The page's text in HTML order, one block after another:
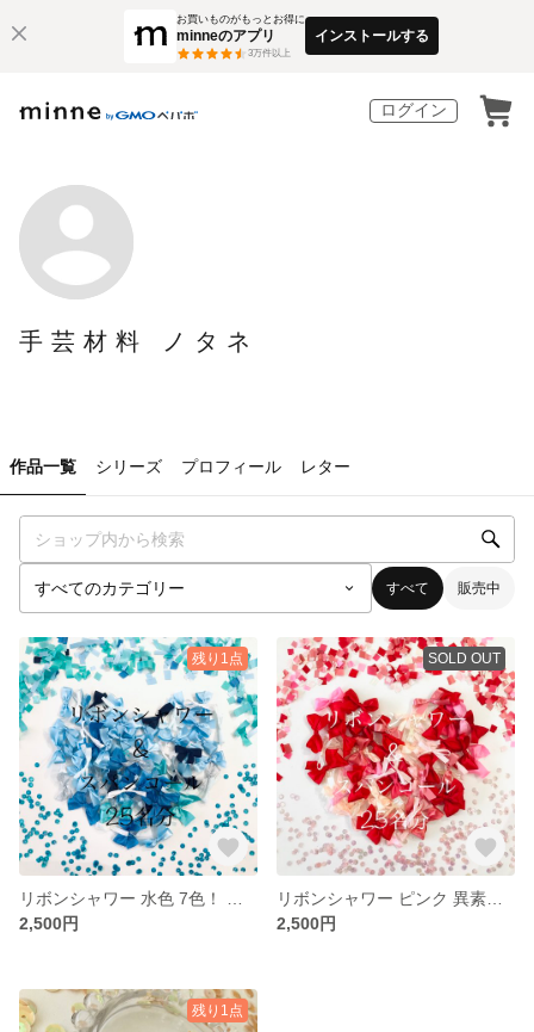
お買いものがもっとお得に
minneのアプリ
3万件以上
インストールする
ログイン
手芸材料 ノタネ
作品一覧 シリーズ プロフィール レター
すべて 販売中
残り1点
2,500円
SOLD OUT
2,500円
残り1点